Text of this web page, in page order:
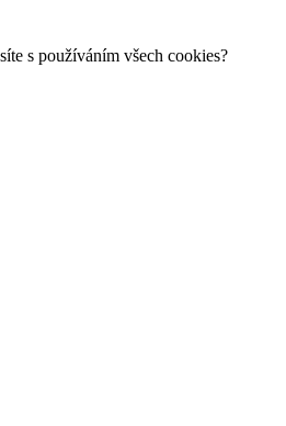
s používáním všech cookies?